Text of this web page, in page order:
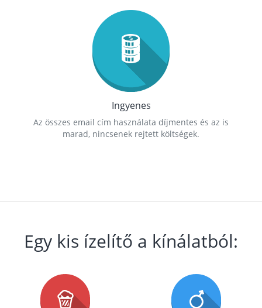
Ingyenes
Az összes email cím használata díjmentes és az is
marad, nincsenek rejtett költségek.
Egy kis ízelítő a kínálatból: